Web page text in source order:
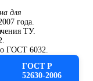
для
года.
ТУ.
ГОСТ 6032.
ГОСТ Р
52630-2006